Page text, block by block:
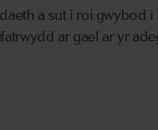
a sut i roi gwybod i
ar gael ar yr